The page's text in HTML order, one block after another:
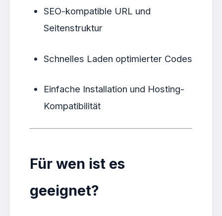
SEO-kompatible URL und
Seitenstruktur
Schnelles Laden optimierter Codes
Einfache Installation und Hosting-
Kompatibilität
Für wen ist es
geeignet?